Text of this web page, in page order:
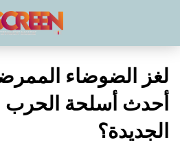
لغز الضوضاء
أحدث أسلحة الحرب
الجديدة؟